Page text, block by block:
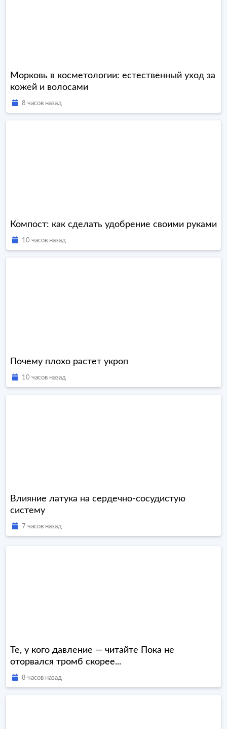
Морковь в косметологии: естественный уход за
кожей и волосами
8 часов назад
Компост: как сделать удобрение своими руками
10 часов назад
Почему плохо растет укроп
10 часов назад
Влияние латука на сердечно-сосудистую
систему
7 часов назад
Те, у кого давление — читайте Пока не
оторвался тромб скорее...
8 часов назад